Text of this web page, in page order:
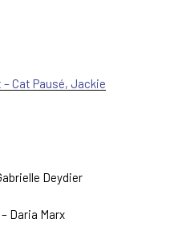
Cat Pausé, Jackie
Deydier
Daria Marx